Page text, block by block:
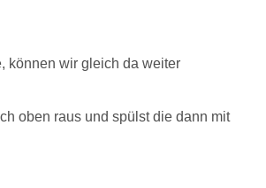
können wir gleich da weiter
oben raus und spülst die dann mit